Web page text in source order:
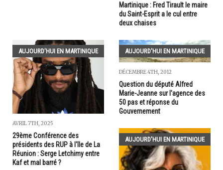
Martinique : Fred Tirault le maire
du Saint-Esprit a le cul entre
deux chaises
AUJOURD'HUI EN MARTINIQUE
AVRIL 7TH, 2025
29ème Conférence des
présidents des RUP à l'île de La
Réunion : Serge Letchimy entre
Kaf et mal barré ?
AUJOURD'HUI EN MARTINIQUE
DÉCEMBRE 4TH, 2012
Question du député Alfred
Marie-Jeanne sur l'agence des
50 pas et réponse du
Gouvernement
AUJOURD'HUI EN MARTINIQUE